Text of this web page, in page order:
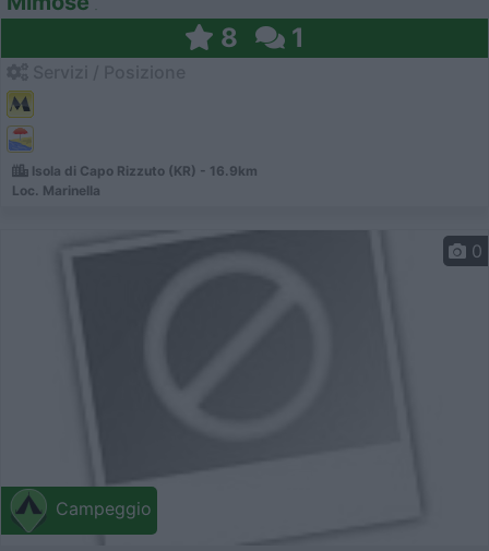
8 1
Isola di Capo Rizzuto (KR) - 16.9km
Loc. Marinella
Campeggio
0